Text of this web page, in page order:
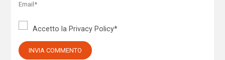
Accetto la Privacy Policy*